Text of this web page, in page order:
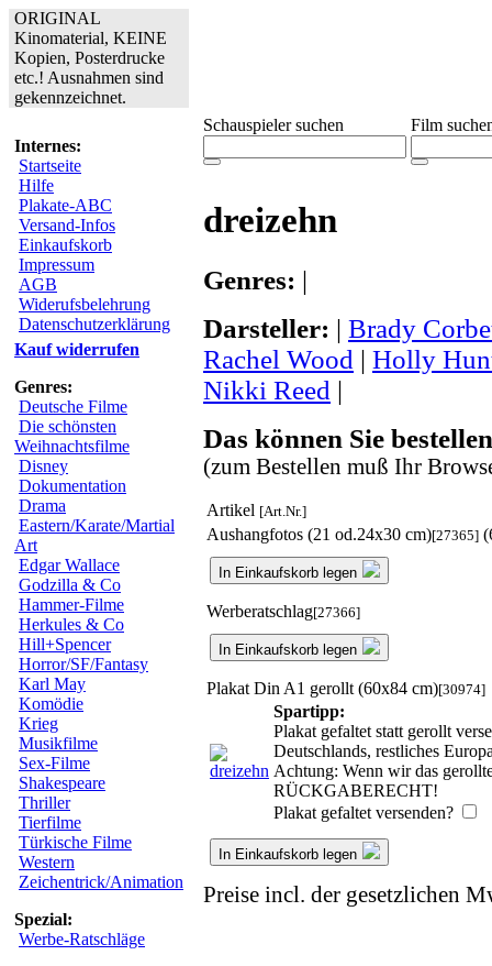
ORIGINAL
Kinomaterial, KEINE
Kopien, Posterdrucke
etc.! Ausnahmen sind
gekennzeichnet.
Internes:
Startseite
Hilfe
Plakate-ABC
Versand-Infos
Einkaufskorb
Impressum
AGB
Widerufsbelehrung
Datenschutzerklärung
Kauf widerrufen
Genres:
Deutsche Filme
Die schönsten
Weihnachtsfilme
Disney
Dokumentation
Drama
Eastern/Karate/Martial
Art
Edgar Wallace
Godzilla & Co
Hammer-Filme
Herkules & Co
Hill+Spencer
Horror/SF/Fantasy
Karl May
Komödie
Krieg
Musikfilme
Sex-Filme
Shakespeare
Thriller
Tierfilme
Türkische Filme
Western
Zeichentrick/Animation
Spezial:
Werbe-Ratschläge
Schauspieler suchen Film
dreizehn
Genres: |
Darsteller: | Brady
Rachel Wood | Holly
Nikki Reed |
Das können Sie
(zum Bestellen muß Ihr
Artikel [Art.Nr.]
Aushangfotos (21 od.24x30 cm)[27365]
In Einkaufskorb legen
Werberatschlag[27366]
In Einkaufskorb legen
Plakat Din A1 gerollt (60x84 cm)[30974]
Spartipp:
Plakat gefaltet statt gerollt
Deutschlands, restliches
Achtung: Wenn wir das
RÜCKGABERECHT!
Plakat gefaltet versenden?
In Einkaufskorb legen
Preise incl. der gesetzlichen